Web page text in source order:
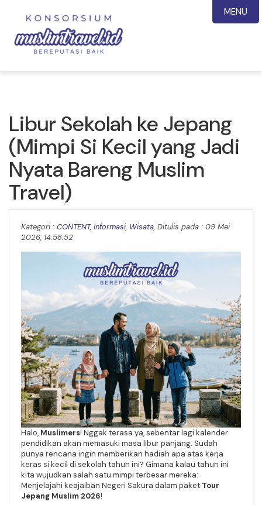
Libur Sekolah ke Jepang
(Mimpi Si Kecil yang Jadi
Nyata Bareng Muslim
Travel)
Kategori : CONTENT, Informasi, Wisata, Ditulis pada : 09 Mei
2026, 14:58:52
Halo, Muslimers! Nggak terasa ya, sebentar lagi kalender
pendidikan akan memasuki masa libur panjang. Sudah
punya rencana ingin memberikan hadiah apa atas kerja
keras si kecil di sekolah tahun ini? Gimana kalau tahun ini
kita wujudkan salah satu mimpi terbesar mereka:
Menjelajahi keajaiban Negeri Sakura dalam paket Tour
Jepang Muslim 2026!
MENU